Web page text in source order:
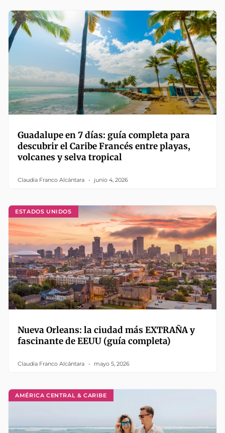
Guadalupe en 7 días: guía completa para
descubrir el Caribe Francés entre playas,
volcanes y selva tropical
Claudia Franco Alcántara junio 4, 2026
ESTADOS UNIDOS
Nueva Orleans: la ciudad más EXTRAÑA y
fascinante de EEUU (guía completa)
Claudia Franco Alcántara mayo 5, 2026
AMÉRICA CENTRAL & CARIBE